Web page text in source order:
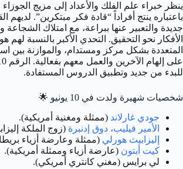
باعتباره ينتج أفراداً “قادة فكر مبتكرين”. لديهم
جديدة والتعبير عنها ببراعة، مع امتلاك الشجاعة
الأفكار نحو التحقيق. التحدي الأكبر بالنسبة لهم
المتعددة بشكل مركز ومستدام، والموازنة بين
للبدء من جديد وتطبيق الدروس المستفادة.
شخصيات شهيرة ولدت في 10 يونيو 🌟
جودي غارلاند (ممثلة ومغنية أمريكية).
الأمير فيليب، دوق إدنبرة (زوج الملكة
إليزابيث هورلي (ممثلة وعارضة أزياء
كيت أبتون (عارضة أزياء وممثلة أمريكية).
لي برايس (مغني كانتري أمريكي).